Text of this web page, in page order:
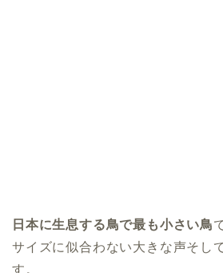
日本に生息する鳥で最も小さい鳥
サイズに似合わない大きな声そし
す。